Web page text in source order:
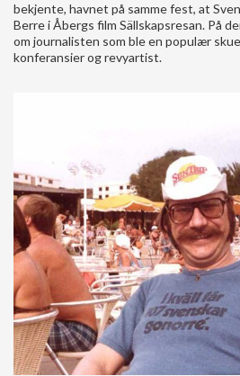
bekjente, havnet på samme fest, at
Berre i Åbergs film Sällskapsresan. På
om journalisten som ble en populær
konferansier og revyartist.